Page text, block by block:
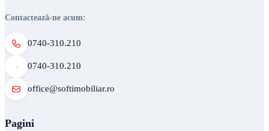
Contactează-ne acum:
0740-310.210
0740-310.210
office@softimobiliar.ro
Pagini